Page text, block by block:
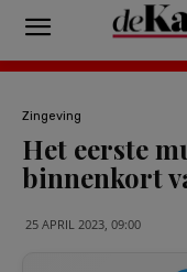
Zingeving
Het eerste
binnenkort
25 APRIL 2023, 09:00